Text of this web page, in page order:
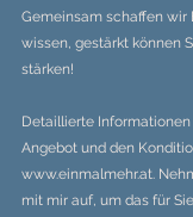
Gemeinsam schaffen wir
wissen, gestärkt können
stärken!
Detaillierte
Angebot und den
www.einmalmehr.at.
mit mir auf, um das für